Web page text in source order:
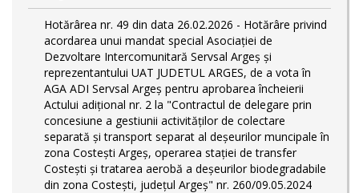
Hotărârea nr. 49 din data 26.02.2026 - Hotărâre privind
acordarea unui mandat special Asociației de
Dezvoltare Intercomunitară Servsal Argeș și
reprezentantului UAT JUDETUL ARGES, de a vota în
AGA ADI Servsal Argeș pentru aprobarea încheierii
Actului adițional nr. 2 la "Contractul de delegare prin
concesiune a gestiunii activităților de colectare
separată și transport separat al deșeurilor muncipale în
zona Costești Argeș, operarea stației de transfer
Costești și tratarea aerobă a deșeurilor biodegradabile
din zona Costești, județul Argeș" nr. 260/09.05.2024